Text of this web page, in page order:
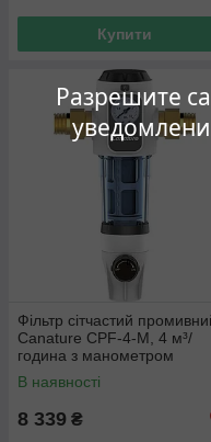
Разрешите
Купити
Фільтр сітчастий
Canature CPF-4-М, 4 м³/
година з манометром
В наявності
8 339 ₴